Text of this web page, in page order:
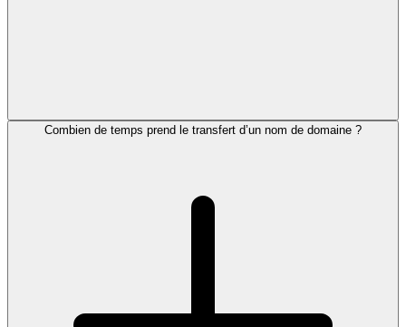
Combien de temps prend le transfert d’un nom de domaine ?